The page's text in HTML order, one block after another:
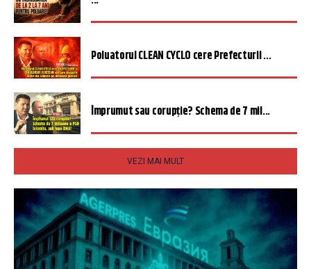
Poluatorul CLEAN CYCLO cere Prefecturii ...
Împrumut sau corupție? Schema de 7 mil...
VEZI MAI MULT